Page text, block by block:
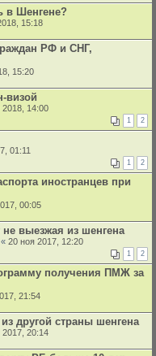
в Шенгене?
15:18
РФ и СНГ,
15:20
визой
2018, 14:00
1 2
01:11
1 2
иностранцев при
00:05
выезжая из шенгена
« 20 ноя 2017, 12:20
1 2
получения ПМЖ за
21:54
другой страны шенгена
2017, 20:14